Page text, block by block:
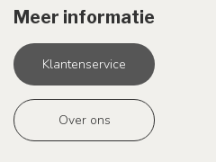
Meer informatie
Klantenservice
Over ons